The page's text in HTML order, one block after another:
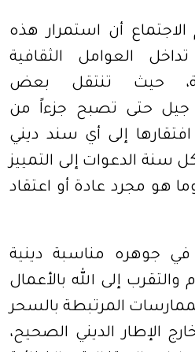
أن استمرار هذه
العوامل الثقافية
حيث تنتقل بعض
جيل حتى تصبح جزءاً من
إلى أي سند ديني
سنة الدعوات إلى التمييز
هو مجرد عادة أو اعتقاد
جوهره مناسبة دينية
إلى الله بالأعمال
المرتبطة بالسحر
الإطار الديني الصحيح،